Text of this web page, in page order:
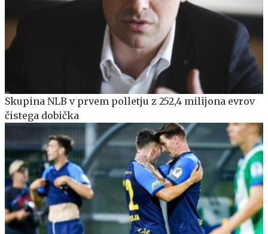
Skupina NLB v prvem polletju z 252,4 milijona evrov
čistega dobička